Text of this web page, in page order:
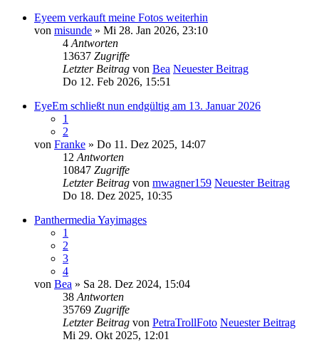
Eyeem verkauft meine Fotos weiterhin
von misunde » Mi 28. Jan 2026, 23:10
4 Antworten
13637 Zugriffe
Letzter Beitrag von Bea Neuester Beitrag
Do 12. Feb 2026, 15:51
EyeEm schließt nun endgültig am 13. Januar 2026
1
2
von Franke » Do 11. Dez 2025, 14:07
12 Antworten
10847 Zugriffe
Letzter Beitrag von mwagner159 Neuester Beitrag
Do 18. Dez 2025, 10:35
Panthermedia Yayimages
1
2
3
4
von Bea » Sa 28. Dez 2024, 15:04
38 Antworten
35769 Zugriffe
Letzter Beitrag von PetraTrollFoto Neuester Beitrag
Mi 29. Okt 2025, 12:01